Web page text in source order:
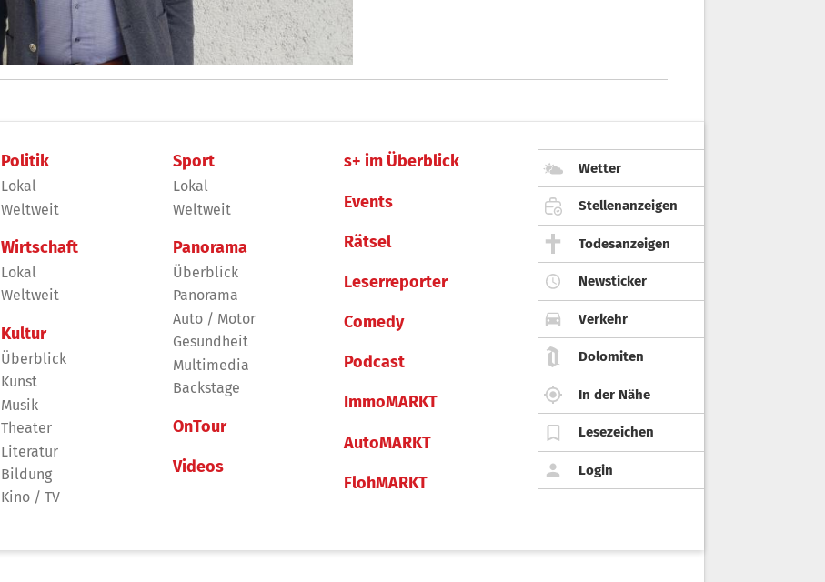
Politik
Lokal
Weltweit
Wirtschaft
Lokal
Weltweit
Kultur
Überblick
Kunst
Musik
Theater
Literatur
Bildung
Kino / TV
Sport
Lokal
Weltweit
Panorama
Überblick
Panorama
Auto / Motor
Gesundheit
Multimedia
Backstage
OnTour
Videos
s+ im Überblick
Events
Rätsel
Leserreporter
Comedy
Podcast
ImmoMARKT
AutoMARKT
FlohMARKT
Wetter
Stellenanzeigen
Todesanzeigen
Newsticker
Verkehr
Dolomiten
In der Nähe
Lesezeichen
Login